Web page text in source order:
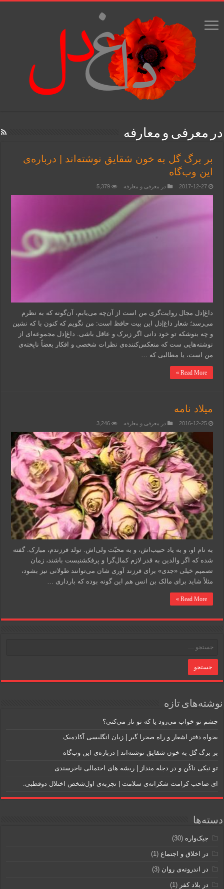
در معرفی و معارفه
بر برگ گل به خون شقایق نوشته‌اند | درباره‌ی
این وب‌گاه
2017-12-27 در معرفی و معارفه 5,379
داغ|دل مجال روایت‌گری من است از آن‌چه می‌یابم، آن‌گونه که به نظرم
می‌رسد؛ شعار داغ|دل این بیت حافظ است: من نگویم که کنون با که نشین
و چه بنوشکه تو خود دانی اگر زیرک و عاقل باشی. داغ|دل مجموعه‌ای از
نوشته‌هایی ست که منعکس‌کننده‌ی نظرات شخصی و افکار بعضاً ناپخته‌ی
من است، یا مطالبی که …
Read More »
میلاد نامه
2016-12-25 در معرفی و معارفه 3,246
به نام او، و به یاد حبیب‌اش، و به محبّت ولی‌اش. تولد فرزندم، مبارک. گفته
شده که اگر والدین به قدر لازم کمال‌گرا و پرفکشنیست باشند، زمان
تصمیم خیلی «جدی» برای فرزند آوری شان می‌توانند طولانی نیز بشود،
مثلاً شاید برای مالک بن انس هم این گونه بوده که بارداری …
Read More »
نوشته‌های تازه
چشم تو خواب می‌رود یا که تو ناز می‌کنی؟
بخواه دفتر اشعار و راه صحرا گیر | زبان انگلیسی آکادمیک.
بر برگ گل به خون شقایق نوشته‌اند | درباره‌ی این وب‌گاه
تو نیکی ناکُن و در دجله منداز | ریشه های احتمالی ناخرسندی
ای صاحب کرامت شکرانه‌ی سلامت | تجربه‌ی اول‌شخص اختلال دوقطبی.
دسته‌ها
جیک‌واره (30)
در اخلاق و اجتماع (1)
در اندرونه‎‌ی روان (3)
در بلاد کفر (1)